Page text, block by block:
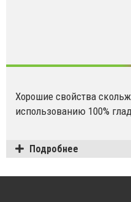
Хорошие свойства
использованию 100%
Подробнее